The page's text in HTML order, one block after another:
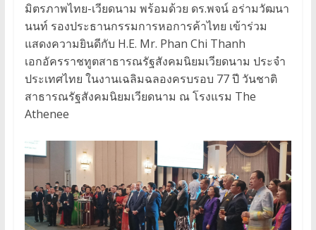
มิตรภาพไทย-เวียดนาม พร้อมด้วย ดร.พจน์ อร่ามวัฒนา
นนท์ รองประธานกรรมการหอการค้าไทย เข้าร่วม
แสดงความยินดีกับ H.E. Mr. Phan Chi Thanh
เอกอัครราชทูตสาธารณรัฐสังคมนิยมเวียดนาม ประจำ
ประเทศไทย ในงานเฉลิมฉลองครบรอบ 77 ปี วันชาติ
สาธารณรัฐสังคมนิยมเวียดนาม ณ โรงแรม The
Athenee